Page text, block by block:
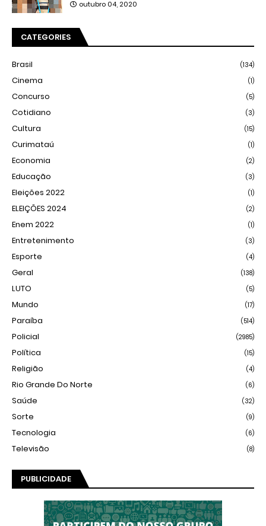
outubro 04, 2020
CATEGORIES
Brasil (134)
Cinema (1)
Concurso (5)
Cotidiano (3)
Cultura (15)
Curimataú (1)
Economia (2)
Educação (3)
Eleições 2022 (1)
ELEIÇÕES 2024 (2)
Enem 2022 (1)
Entretenimento (3)
Esporte (4)
Geral (138)
LUTO (5)
Mundo (17)
Paraíba (514)
Policial (2985)
Política (15)
Religião (4)
Rio Grande Do Norte (6)
Saúde (32)
Sorte (9)
Tecnologia (6)
Televisão (8)
PUBLICIDADE